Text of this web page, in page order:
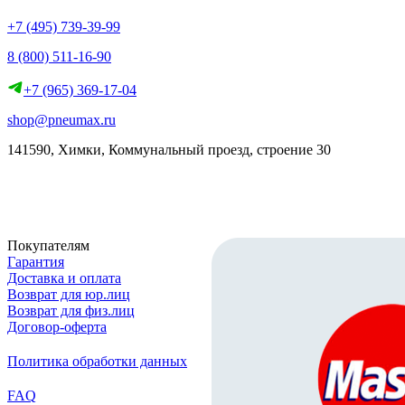
+7 (495) 739-39-99
8 (800) 511-16-90
+7 (965) 369-17-04
shop@pneumax.ru
141590, Химки, Коммунальный проезд, строение 30
Покупателям
Гарантия
Доставка и оплата
Возврат для юр.лиц
Возврат для физ.лиц
Договор-оферта
Политика обработки данных
FAQ